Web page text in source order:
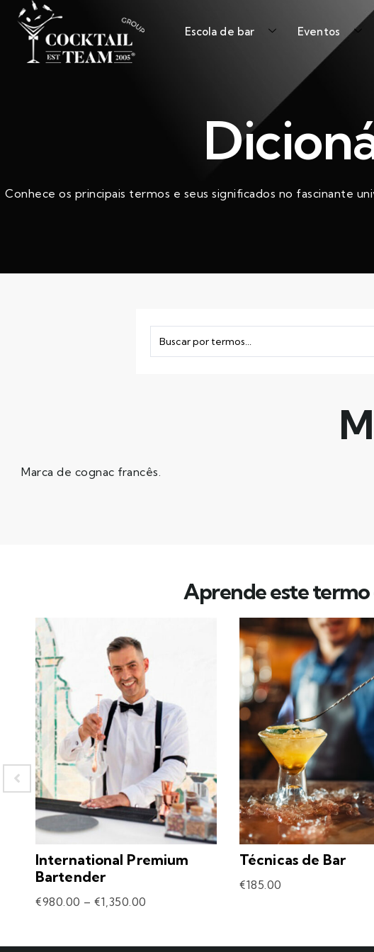
Escola de bar Eventos
Conhece os principais termos e seus significados no fascinante
Marca de cognac francês.
Aprende este termo
International Premium
Bartender
€980.00 – €1,350.00
Técnicas de Bar
€185.00